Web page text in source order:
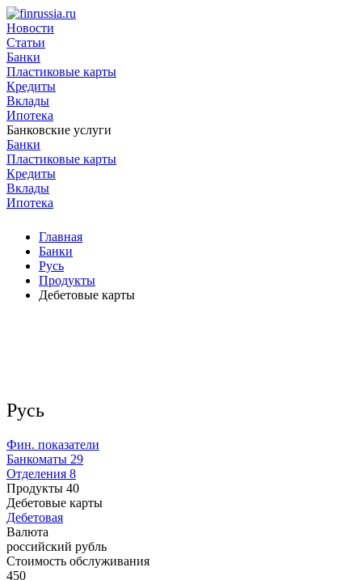
Новости
Статьи
Банки
Пластиковые карты
Кредиты
Вклады
Ипотека
Банковские услуги
Банки
Пластиковые карты
Кредиты
Вклады
Ипотека
Главная
Банки
Русь
Продукты
Дебетовые карты
Русь
Фин. показатели
Банкоматы 29
Отделения 8
Продукты 40
Дебетовые карты
Дебетовая
Валюта
российский рубль
Стоимость обслуживания
450